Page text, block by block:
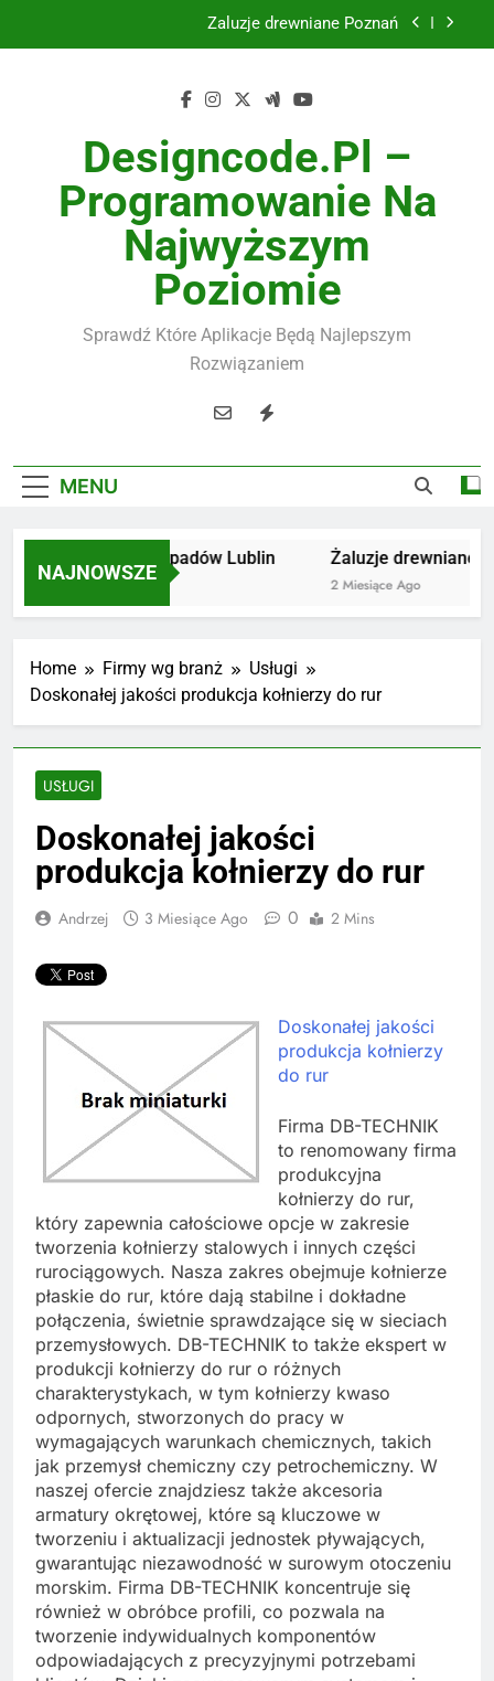
Żaluzje drewniane Poznań
Utylizacja odpadów Lublin
Żaluzje drewniane Poznań
Instalacje elektryczne Gdańsk
Designcode.pl –
Programowanie Na
Najwyższym
Poziomie
Sprawdź Które Aplikacje Będą Najlepszym
Rozwiązaniem
MENU
NAJNOWSZE
Utylizacja odpadów Lublin
2 Miesiące Ago
Żaluzje drewniane
2 Miesiące Ago
Home Firmy wg branż
Usługi
Doskonałej jakości produkcja kołnierzy do rur
USŁUGI
Doskonałej jakości
produkcja kołnierzy do rur
Andrzej 3 Miesiące Ago 0 2 Mins
Doskonałej jakości
produkcja kołnierzy
do rur
Firma DB-TECHNIK
to renomowany firma
produkcyjna
kołnierzy do rur,
który zapewnia całościowe opcje w zakresie
tworzenia kołnierzy stalowych i innych części
rurociągowych. Nasza zakres obejmuje kołnierze
płaskie do rur, które dają stabilne i dokładne
połączenia, świetnie sprawdzające się w sieciach
przemysłowych. DB-TECHNIK to także ekspert w
produkcji kołnierzy do rur o różnych
charakterystykach, w tym kołnierzy kwaso
odpornych, stworzonych do pracy w
wymagających warunkach chemicznych, takich
jak przemysł chemiczny czy petrochemiczny. W
naszej ofercie znajdziesz także akcesoria
armatury okrętowej, które są kluczowe w
tworzeniu i aktualizacji jednostek pływających,
gwarantując niezawodność w surowym otoczeniu
morskim. Firma DB-TECHNIK koncentruje się
również w obróbce profili, co pozwala na
tworzenie indywidualnych komponentów
odpowiadających z precyzyjnymi potrzebami